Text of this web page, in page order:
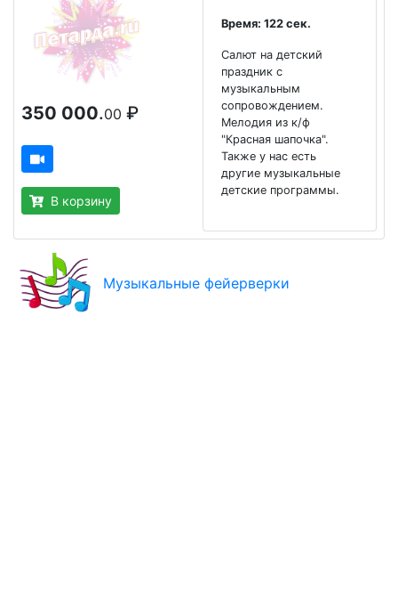
350 000.00 ₽
В корзину
Время: 122 сек.
Салют на детский
праздник с
музыкальным
сопровождением.
Мелодия из к/ф
"Красная шапочка".
Также у нас есть
другие музыкальные
детские программы.
Музыкальные фейерверки